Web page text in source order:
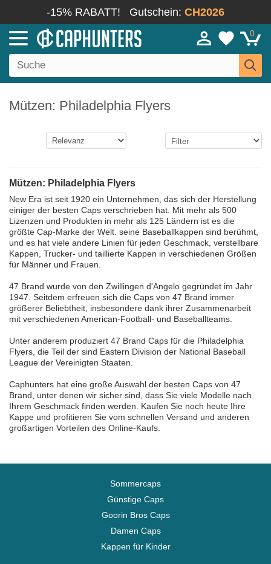
-15% RABATT! Gutschein: CH2026
0
Mützen: Philadelphia Flyers
Mützen: Philadelphia Flyers
New Era ist seit 1920 ein Unternehmen, das sich der Herstellung
einiger der besten Caps verschrieben hat. Mit mehr als 500
Lizenzen und Produkten in mehr als 125 Ländern ist es die
größte Cap-Marke der Welt. seine Baseballkappen sind berühmt,
und es hat viele andere Linien für jeden Geschmack, verstellbare
Kappen, Trucker- und taillierte Kappen in verschiedenen Größen
für Männer und Frauen.
47 Brand wurde von den Zwillingen d'Angelo gegründet im Jahr
1947. Seitdem erfreuen sich die Caps von 47 Brand immer
größerer Beliebtheit, insbesondere dank ihrer Zusammenarbeit
mit verschiedenen American-Football- und Baseballteams.
Unter anderem produziert 47 Brand Caps für die Philadelphia
Flyers, die Teil der sind Eastern Division der National Baseball
League der Vereinigten Staaten.
Caphunters hat eine große Auswahl der besten Caps von 47
Brand, unter denen wir sicher sind, dass Sie viele Modelle nach
Ihrem Geschmack finden werden. Kaufen Sie noch heute Ihre
Kappe und profitieren Sie vom schnellen Versand und anderen
großartigen Vorteilen des Online-Kaufs.
Sommercaps
Günstige Caps
Goorin Bros Caps
Damen Caps
Kappen für Kinder